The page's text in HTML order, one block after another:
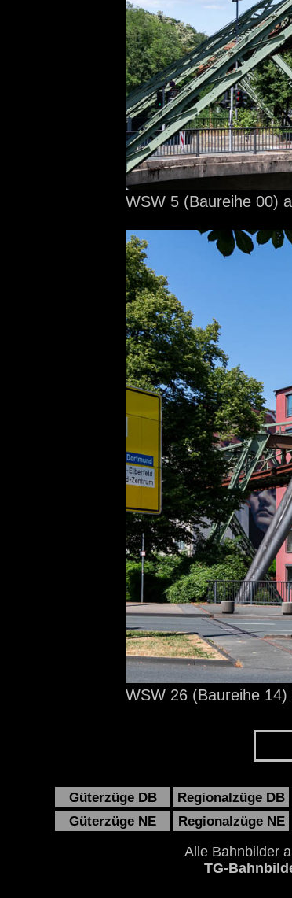
WSW 5 (Baureihe 00)
WSW 26 (Baureihe
Güterzüge DB Regionalzüge DB
Güterzüge NE
Regionalzüge NE
Alle Bahnbilder
TG-